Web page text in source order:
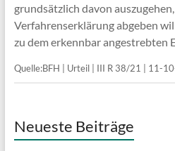
grundsätzlich davon
Verfahrenserklärung abgeben
zu dem erkennbar angestrebten
Quelle:BFH | Urteil | III R 38/21 | 11-
Neueste Beiträge